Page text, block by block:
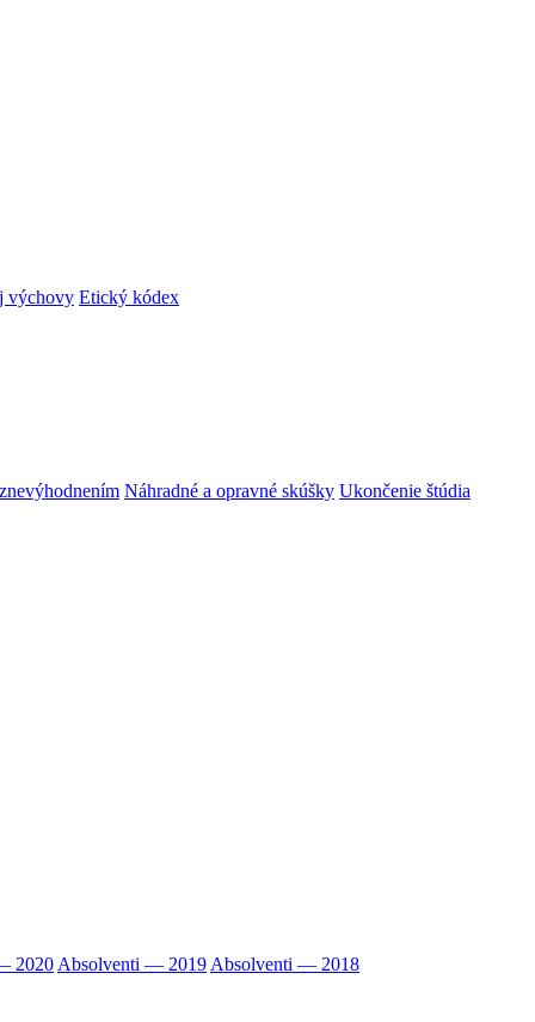
výchovy Etický kódex
Náhradné a opravné skúšky Ukončenie štúdia
2020 Absolventi — 2019 Absolventi — 2018